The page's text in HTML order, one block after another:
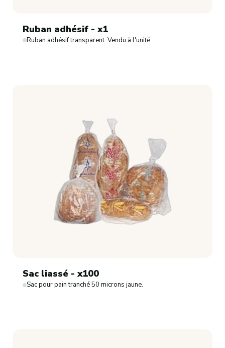
Ruban adhésif - x1
Ruban adhésif transparent. Vendu à l'unité.
Sac liassé - x100
Sac pour pain tranché 50 microns jaune.